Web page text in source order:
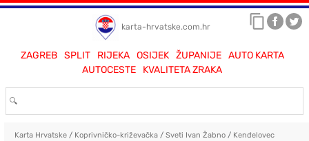
karta-hrvatske.com.hr
ZAGREB SPLIT RIJEKA OSIJEK ŽUPANIJE
AUTO KARTA
AUTOCESTE
KVALITETA ZRAKA
Karta Hrvatske/ Koprivničko-križevačka/ Sveti Ivan Žabno/ Kenđelovec